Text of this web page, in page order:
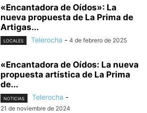
«Encantadora de Oídos»: La
nueva propuesta de La Prima de
Artigas...
LOCALES Telerocha - 4 de febrero de 2025
«Encantadora de Oídos: La nueva
propuesta artística de La Prima
de...
NOTICIAS Telerocha -
21 de noviembre de 2024